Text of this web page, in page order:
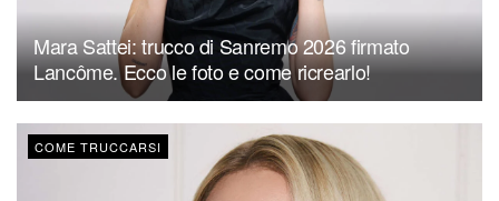
Mara Sattei: trucco di Sanremo 2026 firmato
Lancôme. Ecco le foto e come ricrearlo!
COME TRUCCARSI